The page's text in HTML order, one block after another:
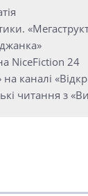
NiceFiction 24
каналі
читання з